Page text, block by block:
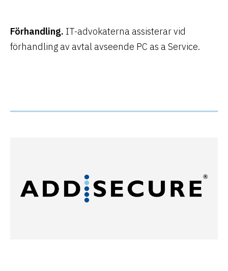
Förhandling. IT-advokaterna assisterar vid
förhandling av avtal avseende PC as a Service.